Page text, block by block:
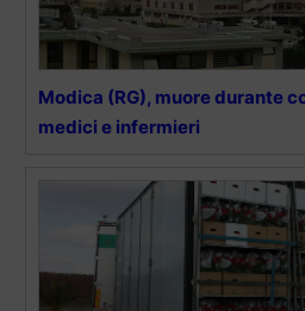
Modica (RG), muore durante
medici e infermieri